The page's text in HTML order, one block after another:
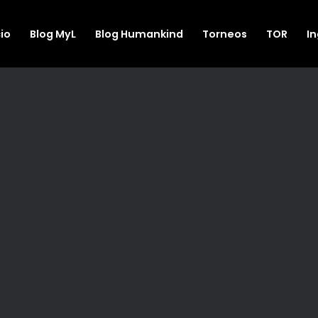
Blog MyL Blog Humankind Torneos TOR